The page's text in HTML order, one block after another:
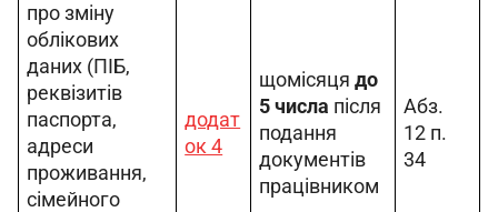
про зміну
облікових
даних (ПІБ,
реквізитів
паспорта,
адреси
проживання,
сімейного
додат
ок 4
щомісяця до
5 числа після
подання
документів
працівником
Абз.
12 п.
34